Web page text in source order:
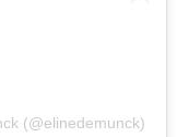
(@elinedemunck)